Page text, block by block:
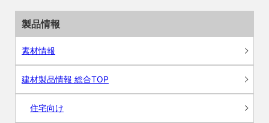
製品情報
素材情報
建材製品情報 総合TOP
住宅向け